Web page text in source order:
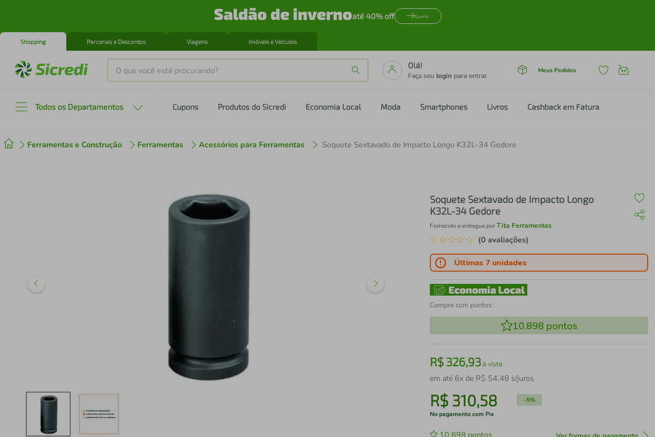
Saldão de invernoaté 40% off Quero
Shopping Parcerias e Descontos Viagens Imóveis e Veículos
O que você está procurando?
Olá!
Faça seu login para entrar
Meus Pedidos
Todos os Departamentos Cupons Produtos do Sicredi Economia Local Moda Smartphones Livros Cashback em Fatura
Ferramentas e Construção Ferramentas Acessórios para Ferramentas Soquete Sextavado de Impacto Longo K32L-34 Gedore
Soquete Sextavado de Impacto Longo
K32L-34 Gedore
Fornecido e entregue porTita Ferramentas
☆☆☆☆☆ (0 avaliações)
Últimas 7 unidades
Compre com pontos:
10.898 pontos
R$326,93à vista
em até 6x de R$ 54,48 s/juros
R$ 310,58 -5%
No pagamento com Pix
2º cafeteira